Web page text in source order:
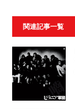
関連記事一覧